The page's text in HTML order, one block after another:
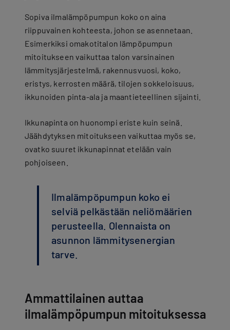
Sopiva ilmalämpöpumpun koko on aina
riippuvainen kohteesta, johon se asennetaan.
Esimerkiksi omakotitalon lämpöpumpun
mitoitukseen vaikuttaa talon varsinainen
lämmitysjärjestelmä, rakennusvuosi, koko,
eristys, kerrosten määrä, tilojen sokkeloisuus,
ikkunoiden pinta-ala ja maantieteellinen sijainti.
Ikkunapinta on huonompi eriste kuin seinä.
Jäähdytyksen mitoitukseen vaikuttaa myös se,
ovatko suuret ikkunapinnat etelään vain
pohjoiseen.
Ilmalämpöpumpun koko ei
selviä pelkästään neliömäärien
perusteella. Olennaista on
asunnon lämmitysenergian
tarve.
Ammattilainen auttaa
ilmalämpöpumpun mitoituksessa